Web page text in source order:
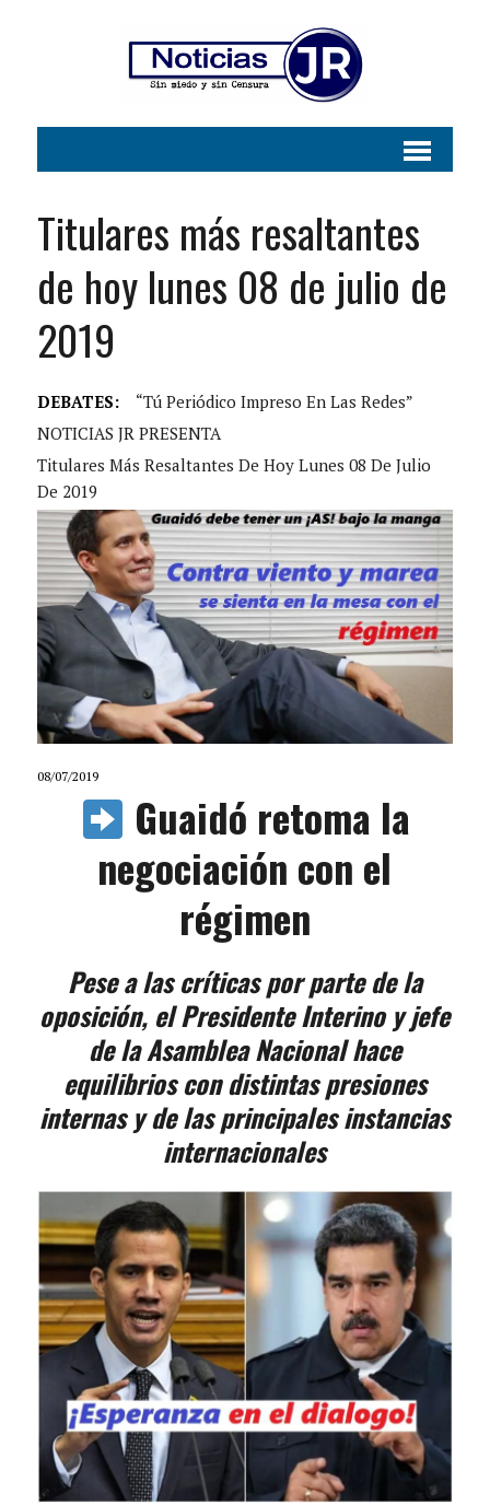
Titulares más resaltantes
de hoy lunes 08 de julio de
2019
DEBATES:
“Tú Periódico Impreso En Las Redes”
NOTICIAS JR PRESENTA
Titulares Más Resaltantes De Hoy Lunes 08 De Julio
De 2019
08/07/2019
Guaidó retoma la
negociación con el
régimen
Pese a las críticas por parte de la
oposición, el Presidente Interino y jefe
de la Asamblea Nacional hace
equilibrios con distintas presiones
internas y de las principales instancias
internacionales